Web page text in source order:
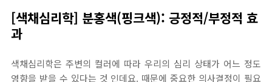
[색채심리학] 분홍색(핑크색): 긍정적/부정적 효
과
색채심리학은 주변의 컬러에 따라 우리의 심리 상태가 어느 정도
영향을 받을 수 있다는 것 인데요. 때문에 중요한 의사결정이 필요